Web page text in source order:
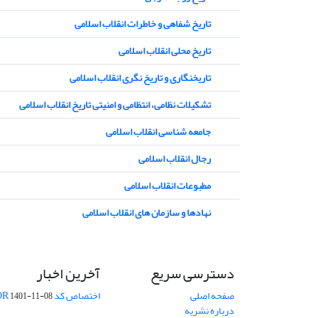
تاریخ شفاهی و خاطرات انقلاب اسلامی
تاریخ محلی انقلاب اسلامی
تاریخنگاری و تاریخ نگری انقلاب اسلامی
تشکیلات نظامی، انتظامی و امنیتی تاریخ انقلاب اسلامی
جامعه شناسی انقلاب اسلامی
رجال انقلاب اسلامی
مطبوعات انقلاب اسلامی
نهادها و سازمان های انقلاب اسلامی
دسترسی سریع
صفحه اصلی
درباره نشریه
آخرین اخبار
اختصاص کد DOR1401-11-08